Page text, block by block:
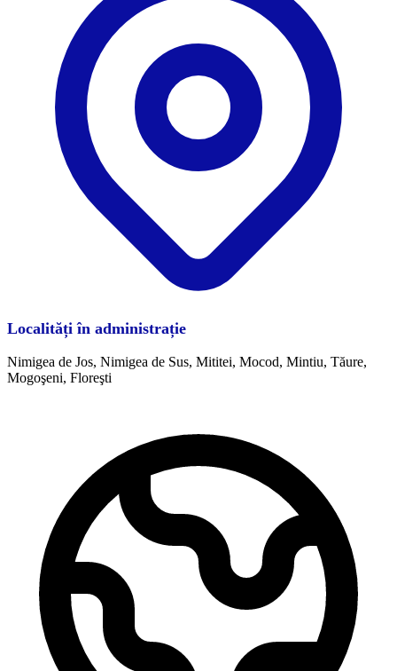
Localități în administrație
Nimigea de Jos, Nimigea de Sus, Mititei, Mocod, Mintiu, Tăure,
Mogoşeni, Floreşti